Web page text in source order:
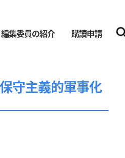
編集委員の紹介 購讀申請
守主義的軍事化